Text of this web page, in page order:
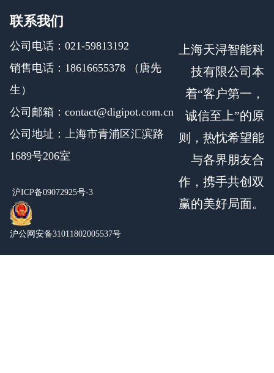
联系我们
公司电话：021-59813192
销售电话：18616655378 （唐先
生）
公司邮箱：contact@digipot.com.cn
公司地址：上海市青浦区汇滨路
1689号206室
沪ICP备09072925号-3
沪公网安备31011802005537号
上海天浔智能科
技有限公司本
着“客户第一，
诚信至上”的原
则，热忱希望能
与各界朋友合
作，携手共创双
赢的美好局面。